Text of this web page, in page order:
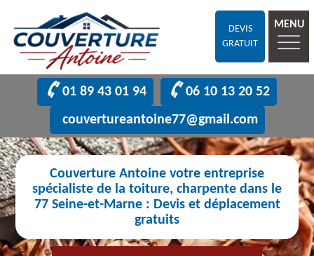
DEVIS
GRATUIT
MENU
01 89 43 01 94
06 10 13 20 52
couvertureantoine77@gmail.com
Couverture Antoine votre entreprise
spécialiste de la toiture, charpente dans le
77 Seine-et-Marne : Devis et déplacement
gratuits